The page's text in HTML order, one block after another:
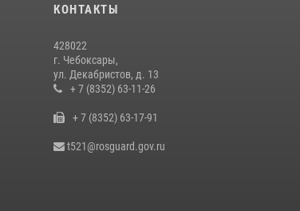
КОНТАКТЫ
428022
г. Чебоксары,
ул. Декабристов, д. 13
+ 7 (8352) 63-11-26
+ 7 (8352) 63-17-91
t521@rosguard.gov.ru